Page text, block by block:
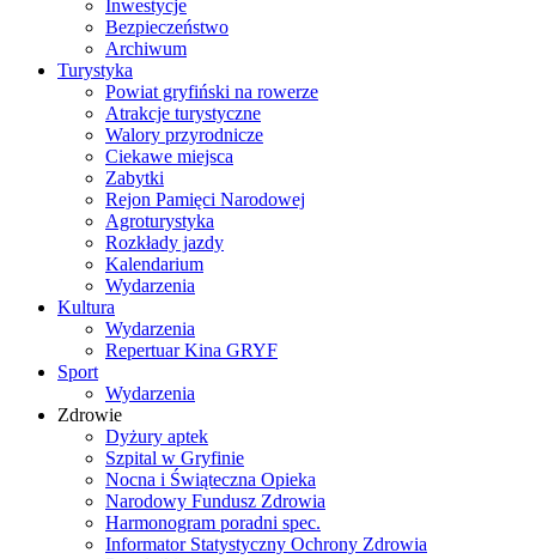
Inwestycje
Bezpieczeństwo
Archiwum
Turystyka
Powiat gryfiński na rowerze
Atrakcje turystyczne
Walory przyrodnicze
Ciekawe miejsca
Zabytki
Rejon Pamięci Narodowej
Agroturystyka
Rozkłady jazdy
Kalendarium
Wydarzenia
Kultura
Wydarzenia
Repertuar Kina GRYF
Sport
Wydarzenia
Zdrowie
Dyżury aptek
Szpital w Gryfinie
Nocna i Świąteczna Opieka
Narodowy Fundusz Zdrowia
Harmonogram poradni spec.
Informator Statystyczny Ochrony Zdrowia